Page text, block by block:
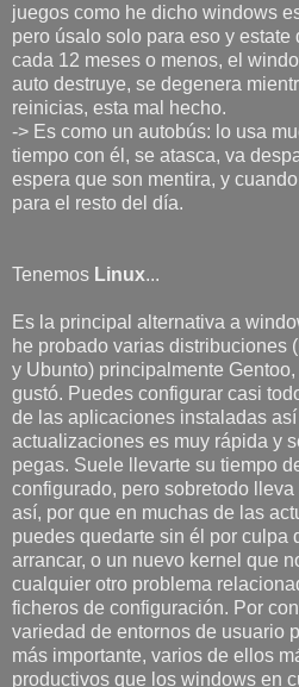
juegos como he dicho windows
pero úsalo solo para eso y
cada 12 meses o menos, el
auto destruye, se degenera
reinicias, esta mal hecho.
-> Es como un autobús: lo usa
tiempo con él, se atasca, va
espera que son mentira, y
para el resto del día.
Tenemos Linux...
Es la principal alternativa a
he probado varias distribuciones
y Ubunto) principalmente
gustó. Puedes configurar casi
de las aplicaciones instaladas
actualizaciones es muy rápida y
pegas. Suele llevarte su tiempo
configurado, pero sobretodo
así, por que en muchas de las
puedes quedarte sin él por culpa
arrancar, o un nuevo kernel que
cualquier otro problema
ficheros de configuración. Por
variedad de entornos de usuario
más importante, varios de ellos
productivos que los windows en